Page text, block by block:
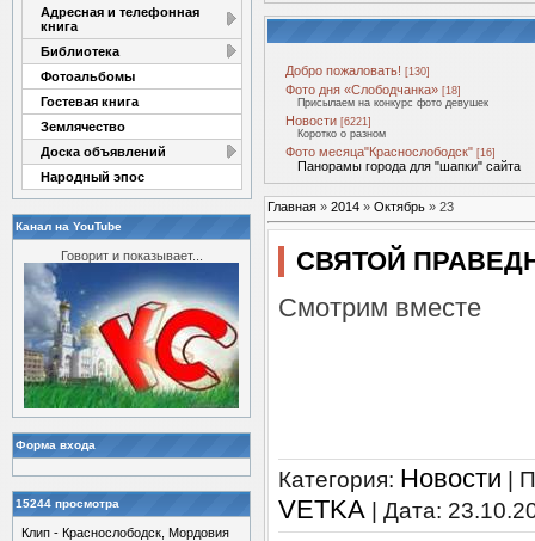
Адресная и телефонная
книга
Библиотека
Фотоальбомы
Гостевая книга
Землячество
Доска объявлений
Народный эпос
Канал на YouTube
Говорит и показывает...
Форма входа
15244 просмотра
Клип - Краснослободск, Мордовия
Добро пожаловать! [130]
Фото дня «Слободчанка» [18]
Присылаем на конкурс фото девушек
Новости [6221]
Коротко о разном
Фото месяца"Краснослободск" [16]
Панорамы города для "шапки" сайта
Главная » 2014 » Октябрь » 23
СВЯТОЙ
Смотрим вместе
Категория: Новости |
VETKA | Дата: